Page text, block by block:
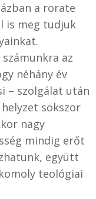
a rorate
is meg tudjuk
az
néhány év
– szolgálat után
sokszor
nagy
mindig erőt
együtt
teológiai